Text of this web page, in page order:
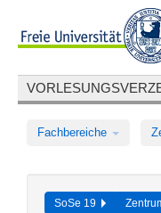
Fachbereiche
SoSe 19